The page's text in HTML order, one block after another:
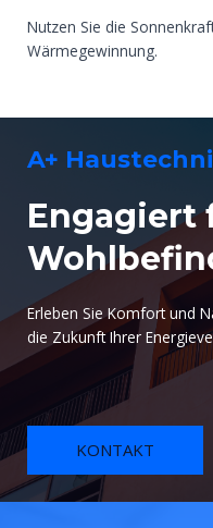
Nutzen Sie die
Wärmegewinnung.
A+
Engagiert
Erleben Sie Komfort und
die Zukunft Ihrer
KONTAKT